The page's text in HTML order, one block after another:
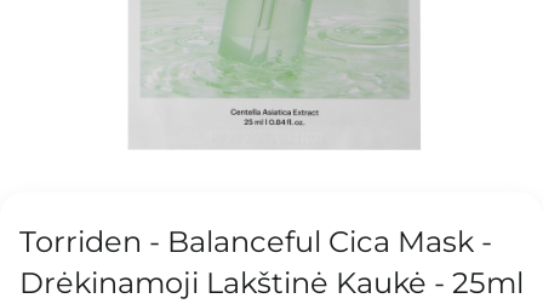
Torriden - Balanceful Cica Mask -
Drėkinamoji Lakštinė Kaukė - 25ml